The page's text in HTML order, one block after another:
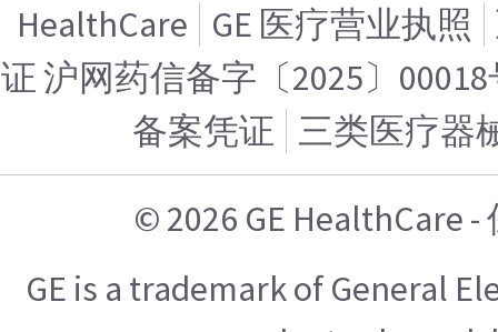
HealthCare GE 医疗营业执照
证 沪网药信备字〔2025〕
备案凭证 三类医疗器
© 2026 GE HealthCare
GE is a trademark of General